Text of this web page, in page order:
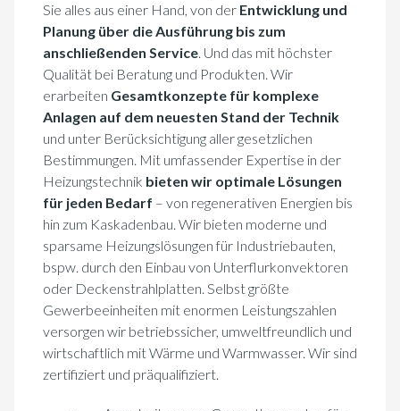
Sie alles aus einer Hand, von der Entwicklung und
Planung über die Ausführung bis zum
anschließenden Service. Und das mit höchster
Qualität bei Beratung und Produkten. Wir
erarbeiten Gesamtkonzepte für komplexe
Anlagen auf dem neuesten Stand der Technik
und unter Berücksichtigung aller gesetzlichen
Bestimmungen. Mit umfassender Expertise in der
Heizungstechnik bieten wir optimale Lösungen
für jeden Bedarf – von regenerativen Energien bis
hin zum Kaskadenbau. Wir bieten moderne und
sparsame Heizungslösungen für Industriebauten,
bspw. durch den Einbau von Unterflurkonvektoren
oder Deckenstrahlplatten. Selbst größte
Gewerbeeinheiten mit enormen Leistungszahlen
versorgen wir betriebssicher, umweltfreundlich und
wirtschaftlich mit Wärme und Warmwasser. Wir sind
zertifiziert und präqualifiziert.